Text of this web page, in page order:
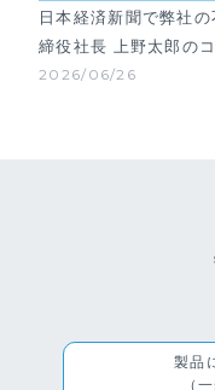
2026/06/26
日本経済新聞で弊社
締役社長 上野太郎の
製品
（